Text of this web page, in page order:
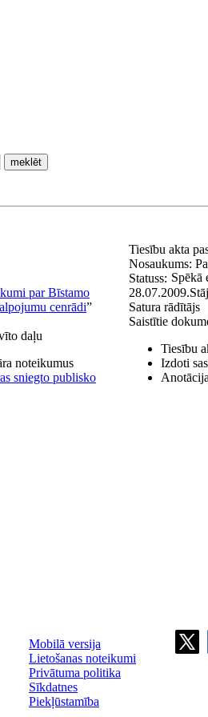
meklēt
par Bīstamo
cenrādi”
daļu
noteikumus
sniegto publisko
Tiesību akta
Nosaukums:
Statuss: Spēkā
28.07.2009.
Satura rādītājs
Saistītie
Tiesību
Izdoti
Anotācija
Mobilā versija
Lietošanas noteikumi
Privātuma politika
Sīkdatnes
Piekļūstamība